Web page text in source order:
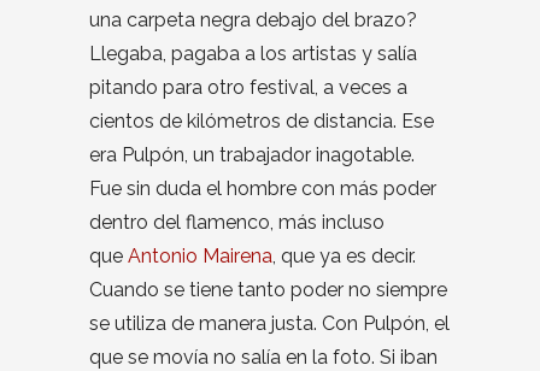
una carpeta negra debajo del brazo?
Llegaba, pagaba a los artistas y salía
pitando para otro festival, a veces a
cientos de kilómetros de distancia. Ese
era Pulpón, un trabajador inagotable.
Fue sin duda el hombre con más poder
dentro del flamenco, más incluso
que Antonio Mairena, que ya es decir.
Cuando se tiene tanto poder no siempre
se utiliza de manera justa. Con Pulpón, el
que se movía no salía en la foto. Si iban